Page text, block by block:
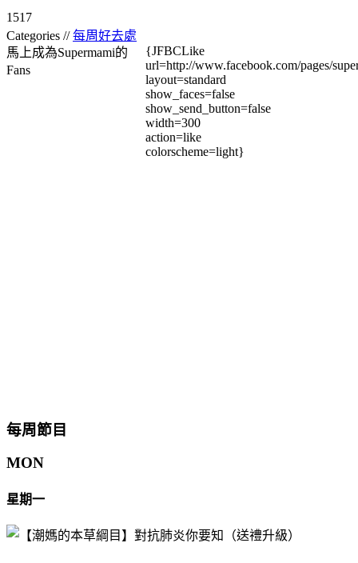
1517
Categories //每周好去處
馬上成為Supermami的
Fans
{JFBCLike
url=http://www.facebook.com/pages/
layout=standard
show_faces=false
show_send_button=false
width=300
action=like
colorscheme=light}
每周節目
MON
星期一